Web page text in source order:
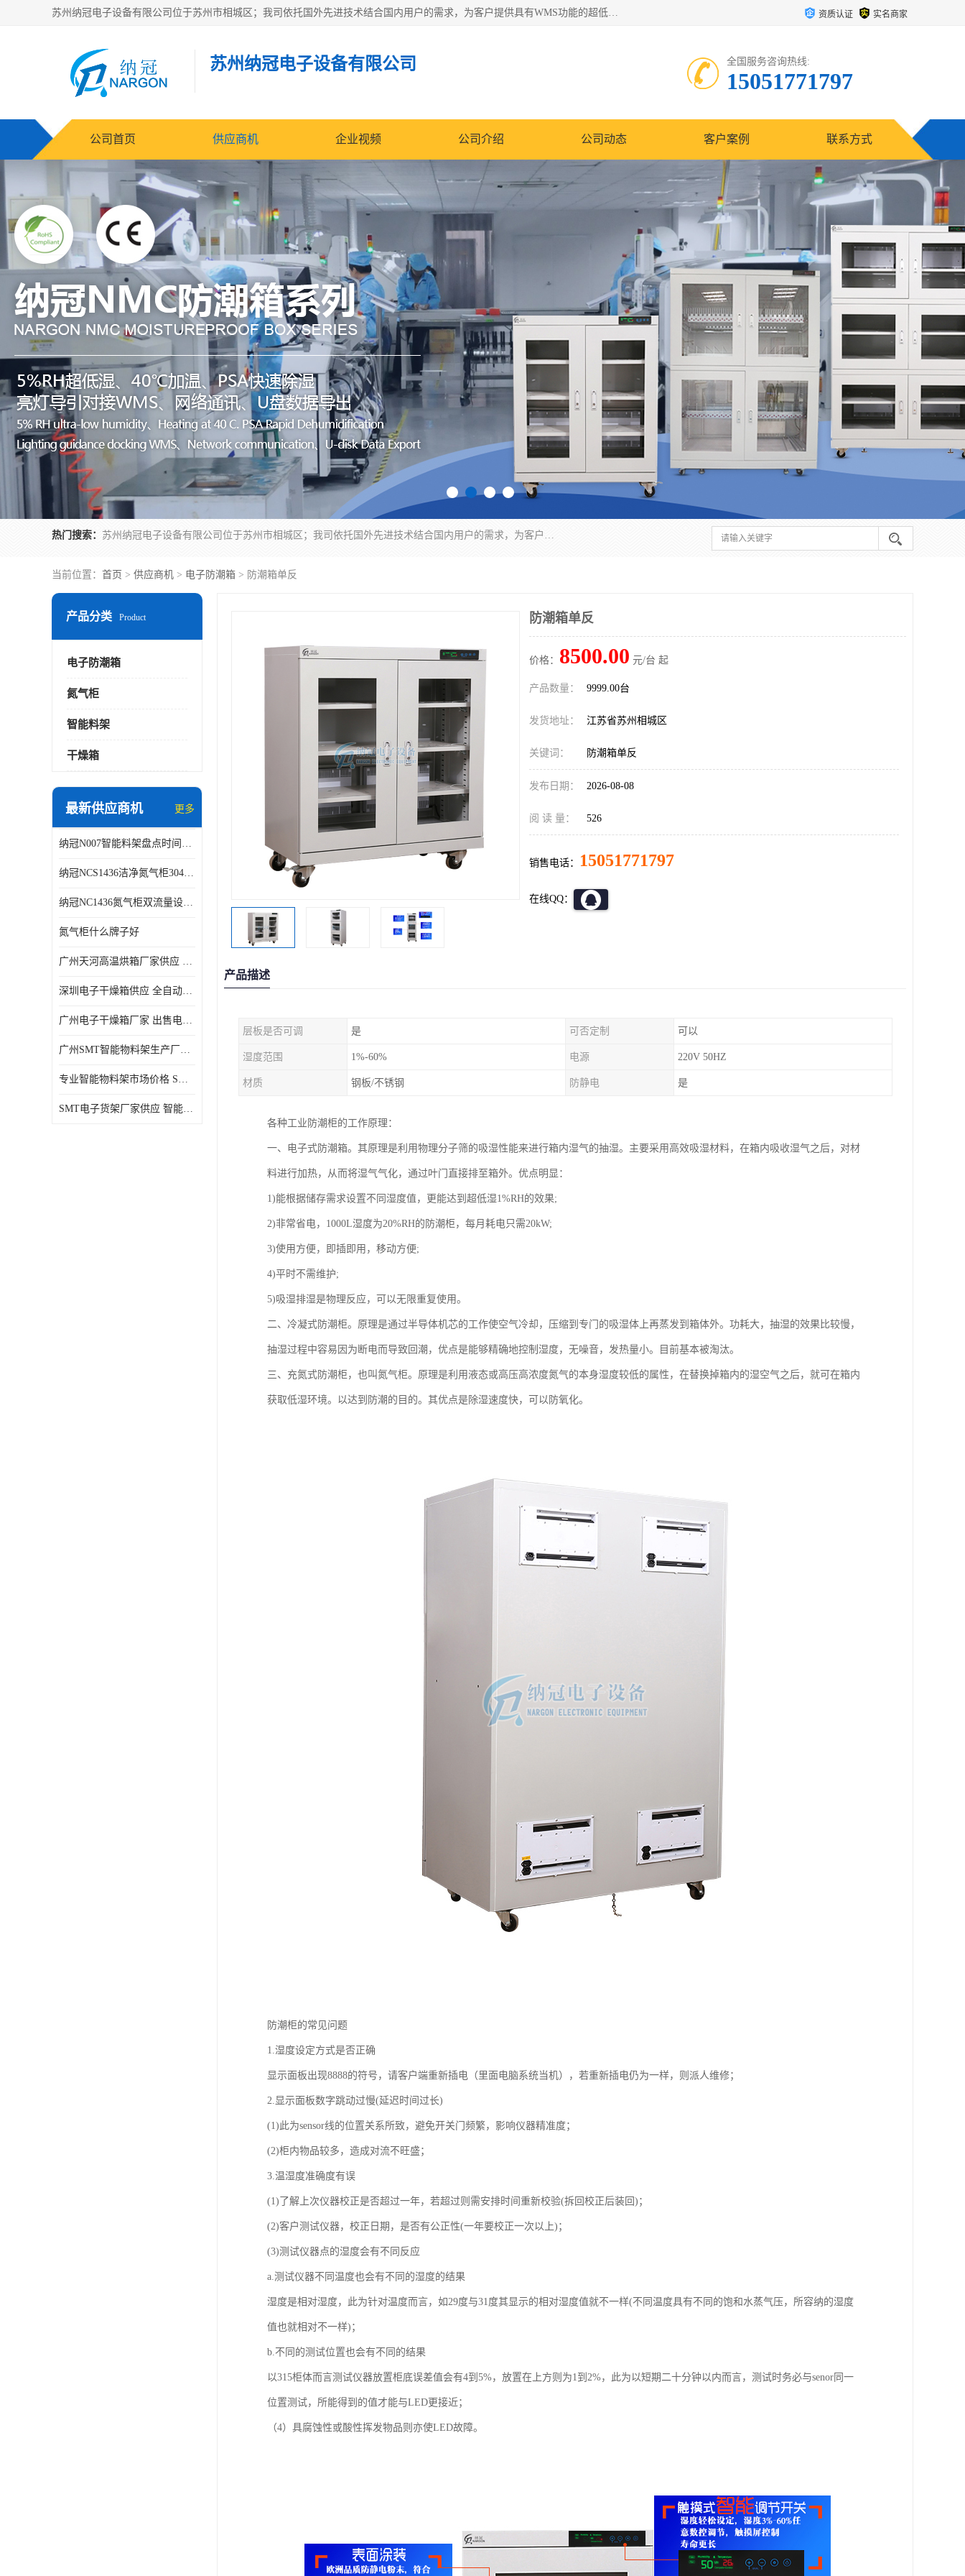
苏州纳冠电子设备有限公司位于苏州市相城区；我司依托国外先进技术结合国内用户的需求，为客户提供具有WMS功能的超低湿快速除湿电子防潮，压缩空气连续干燥柜、智能物料管理氮气储物柜、自制氮氮气柜、防潮氮气组合柜、不锈钢洁净氮气柜、洁净储物柜、石墨舟柜、亮灯导引丝网板存储柜、PCB柔性板气密干燥柜等 资质认证 实名商家
苏州纳冠电子设备有限公司 全国服务咨询热线:
15051771797
公司首页 供应商机 企业视频 公司介绍 公司动态 客户案例 联系方式
热门搜索： 苏州纳冠电子设备有限公司位于苏州市相城区；我司依托国外先进技术结合国内用户的需求，为客户提供具有WMS功能的超低湿快速除湿电子防潮，压缩空气连续干燥柜、智能物料管理氮气储物柜、自制氮氮气柜、防潮氮气组合柜、不锈钢洁净氮气柜、洁净储物柜、石墨舟柜、亮灯导引丝网板存储柜、PCB柔性板气密干燥柜等
当前位置： 首页 > 供应商机 > 电子防潮箱 > 防潮箱单反
产品分类 Product
电子防潮箱
氮气柜
智能料架
干燥箱
最新供应商机 更多
纳冠N007智能料架盘点时间可从2天减少到约2个小时
纳冠NCS1436洁净氮气柜304不锈钢洁净车间用
纳冠NC1436氮气柜双流量设计节约氮气
氮气柜什么牌子好
广州天河高温烘箱厂家供应 智能高温烘箱非标定制价格
深圳电子干燥箱供应 全自动恒温干燥箱厂家批发
广州电子干燥箱厂家 出售电子干燥箱优惠供应价格
广州SMT智能物料架生产厂家 智能物料架设计定制
专业智能物料架市场价格 SMT智能物料架供应厂家
SMT电子货架厂家供应 智能电子货架现货直销
防潮箱单反
价格： 8500.00 元/台 起
产品数量： 9999.00台
发货地址： 江苏省苏州相城区
关键词： 防潮箱单反
发布日期： 2026-08-08
阅 读 量： 526
销售电话： 15051771797
在线QQ：
产品描述
层板是否可调 是 可否定制 可以
湿度范围 1%-60% 电源 220V 50HZ
材质 钢板/不锈钢 防静电 是
各种工业防潮柜的工作原理：
一、电子式防潮箱。其原理是利用物理分子筛的吸湿性能来进行箱内湿气的抽湿。主要采用高效吸湿材料，在箱内吸收湿气之后，对材
料进行加热，从而将湿气气化，通过叶门直接排至箱外。优点明显：
1)能根据储存需求设置不同湿度值，更能达到超低湿1%RH的效果;
2)非常省电，1000L湿度为20%RH的防潮柜，每月耗电只需20kW;
3)使用方便，即插即用，移动方便;
4)平时不需维护;
5)吸湿排湿是物理反应，可以无限重复使用。
二、冷凝式防潮柜。原理是通过半导体机芯的工作使空气冷却，压缩到专门的吸湿体上再蒸发到箱体外。功耗大，抽湿的效果比较慢，
抽湿过程中容易因为断电而导致回潮，优点是能够精确地控制湿度，无噪音，发热量小。目前基本被淘汰。
三、充氮式防潮柜，也叫氮气柜。原理是利用液态或高压高浓度氮气的本身湿度较低的属性，在替换掉箱内的湿空气之后，就可在箱内
获取低湿环境。以达到防潮的目的。其优点是除湿速度快，可以防氧化。
防潮柜的常见问题
1.湿度设定方式是否正确
显示面板出现8888的符号，请客户端重新插电（里面电脑系统当机），若重新插电仍为一样，则派人维修；
2.显示面板数字跳动过慢(延迟时间过长)
(1)此为sensor线的位置关系所致，避免开关门频繁，影响仪器精准度；
(2)柜内物品较多，造成对流不旺盛；
3.温湿度准确度有误
(1)了解上次仪器校正是否超过一年，若超过则需安排时间重新校验(拆回校正后装回)；
(2)客户测试仪器，校正日期，是否有公正性(一年要校正一次以上)；
(3)测试仪器点的湿度会有不同反应
a.测试仪器不同温度也会有不同的湿度的结果
湿度是相对湿度，此为针对温度而言，如29度与31度其显示的相对湿度值就不一样(不同温度具有不同的饱和水蒸气压，所容纳的湿度
值也就相对不一样)；
b.不同的测试位置也会有不同的结果
以315柜体而言测试仪器放置柜底误差值会有4到5%，放置在上方则为1到2%，此为以短期二十分钟以内而言，测试时务必与senor同一
位置测试，所能得到的值才能与LED更接近；
（4）具腐蚀性或酸性挥发物品则亦使LED故障。